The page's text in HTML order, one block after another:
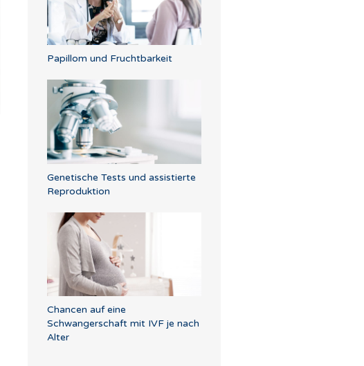
Papillom und Fruchtbarkeit
Genetische Tests und assistierte
Reproduktion
Chancen auf eine
Schwangerschaft mit IVF je nach
Alter